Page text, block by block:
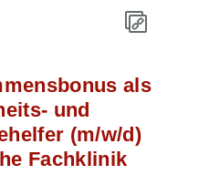
als
und
(m/w/d)
Fachklinik